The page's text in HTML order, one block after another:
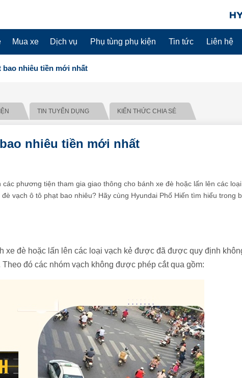
Mua xe Dịch vụ Phụ tùng phụ kiện Tin tức Liên hệ
bao nhiêu tiền mới nhất
TIN TUYỂN DỤNG KIẾN THỨC CHIA SẺ
nhiêu tiền mới nhất
phương tiện tham gia giao thông cho bánh xe đè hoặc lấn lên các loại
vạch ô tô phạt bao nhiêu? Hãy cùng Hyundai Phố Hiến tìm hiểu trong
xe đè hoặc lấn lên các loại vạch kẻ được đã được quy định
đó các nhóm vạch không được phép cắt qua gồm: